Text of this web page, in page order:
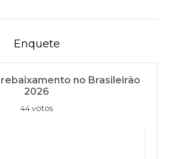
Enquete
no Brasileirão
2026
44 votos